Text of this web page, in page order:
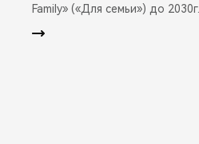
Family» («Для семьи») до 2030г.